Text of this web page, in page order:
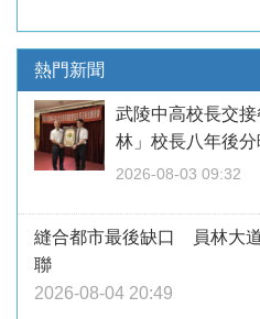
熱門新聞
武陵中高校長交
林」校長八年後分
2026-08-03 09:32
縫合都市最後缺口 員林大
聯
2026-08-04 20:49